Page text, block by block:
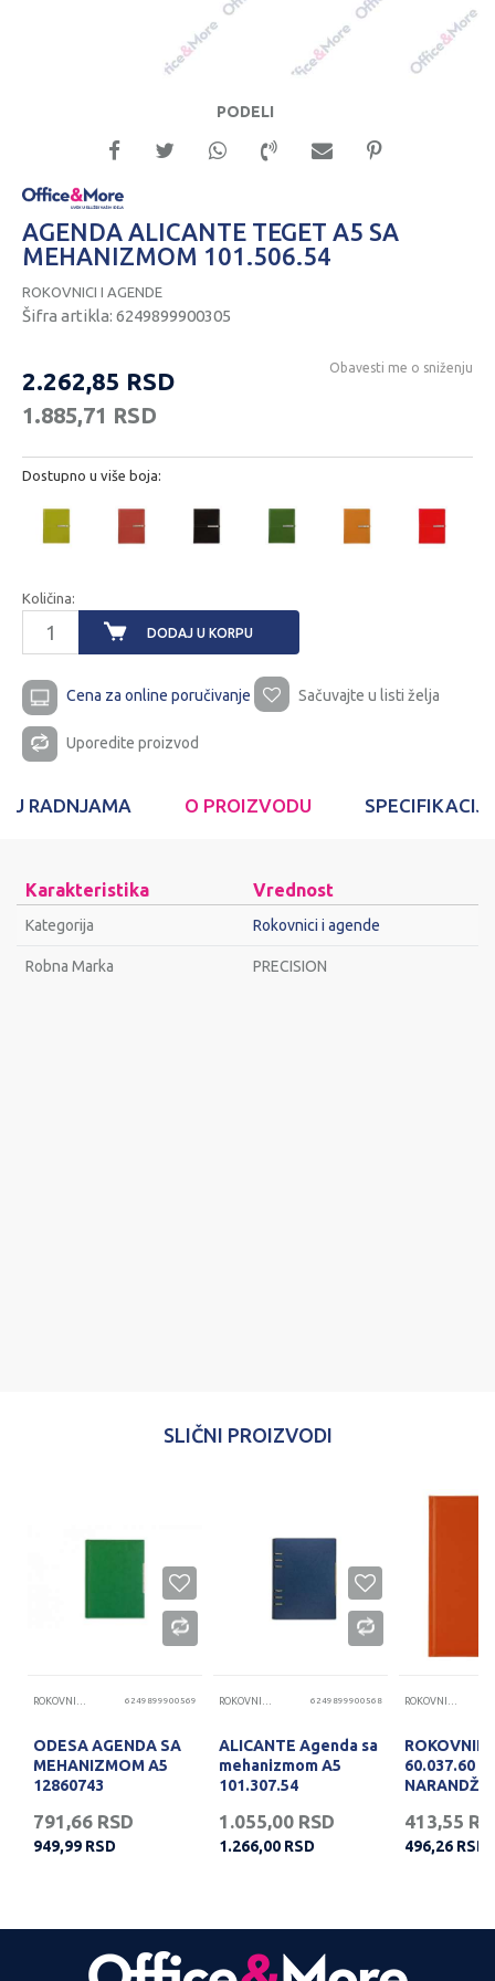
PODELI
AGENDA ALICANTE TEGET A5 SA
MEHANIZMOM 101.506.54
ROKOVNICI I AGENDE
Šifra artikla: 6249899900305
2.262,85 RSD
1.885,71 RSD
Obavesti me o sniženju
Dostupno u više boja:
Količina:
DODAJ U KORPU
Cena za online poručivanje Sačuvajte u listi želja
Uporedite proizvod
U RADNJAMA O PROIZVODU
Karakteristika Vrednost
Kategorija Rokovnici i agende
Robna Marka PRECISION
SLIČNI PROIZVODI
6249899900569
ODESA AGENDA SA
MEHANIZMOM A5
12860743
791,66 RSD
949,99 RSD
6249899900568
ALICANTE Agenda sa
mehanizmom A5
101.307.54
1.055,00 RSD
1.266,00 RSD
ROKOVNIK
60.037.60
413,55
496,26 RSD